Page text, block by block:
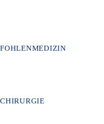
FOHLENMEDIZIN
CHIRURGIE